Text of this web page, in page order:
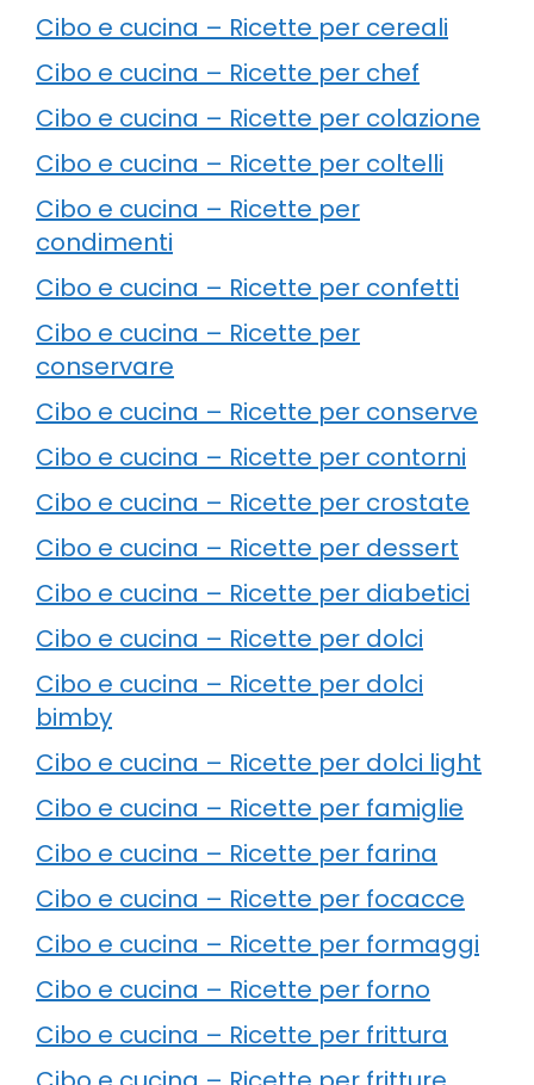
Cibo e cucina – Ricette per cereali
Cibo e cucina – Ricette per chef
Cibo e cucina – Ricette per colazione
Cibo e cucina – Ricette per coltelli
Cibo e cucina – Ricette per
condimenti
Cibo e cucina – Ricette per confetti
Cibo e cucina – Ricette per
conservare
Cibo e cucina – Ricette per conserve
Cibo e cucina – Ricette per contorni
Cibo e cucina – Ricette per crostate
Cibo e cucina – Ricette per dessert
Cibo e cucina – Ricette per diabetici
Cibo e cucina – Ricette per dolci
Cibo e cucina – Ricette per dolci
bimby
Cibo e cucina – Ricette per dolci light
Cibo e cucina – Ricette per famiglie
Cibo e cucina – Ricette per farina
Cibo e cucina – Ricette per focacce
Cibo e cucina – Ricette per formaggi
Cibo e cucina – Ricette per forno
Cibo e cucina – Ricette per frittura